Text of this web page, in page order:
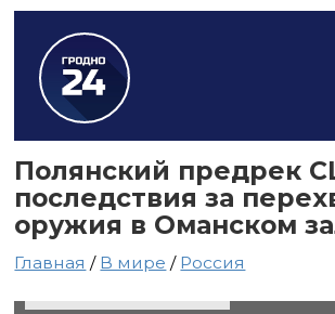
Полянский предрек
последствия за
оружия в Оманском
Главная / В мире / Россия